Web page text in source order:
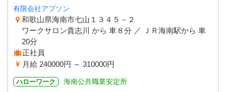
有限会社アプソン
和歌山県海南市七山１３４５－２
ワークサロン貴志川 から 車８分 ／ ＪＲ海南駅から 車
20分
正社員
月給 240000円 ～ 310000円
ハローワーク 海南公共職業安定所